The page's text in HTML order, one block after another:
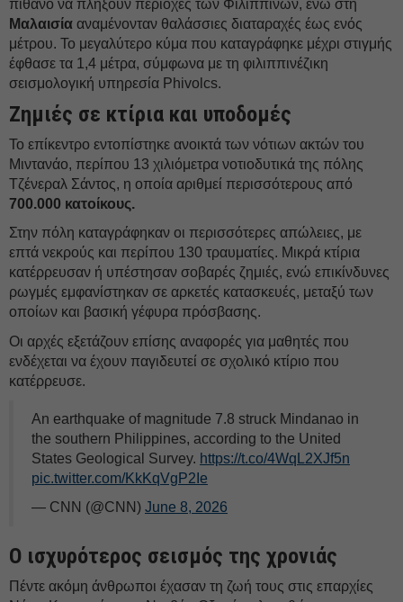
πιθανό να πλήξουν περιοχές των Φιλιππίνων, ενώ στη
Μαλαισία αναμένονταν θαλάσσιες διαταραχές έως ενός
μέτρου. Το μεγαλύτερο κύμα που καταγράφηκε μέχρι στιγμής
έφθασε τα 1,4 μέτρα, σύμφωνα με τη φιλιππινέζικη
σεισμολογική υπηρεσία Phivolcs.
Ζημιές σε κτίρια και υποδομές
Το επίκεντρο εντοπίστηκε ανοικτά των νότιων ακτών του
Μιντανάο, περίπου 13 χιλιόμετρα νοτιοδυτικά της πόλης
Τζένεραλ Σάντος, η οποία αριθμεί περισσότερους από
700.000 κατοίκους.
Στην πόλη καταγράφηκαν οι περισσότερες απώλειες, με
επτά νεκρούς και περίπου 130 τραυματίες. Μικρά κτίρια
κατέρρευσαν ή υπέστησαν σοβαρές ζημιές, ενώ επικίνδυνες
ρωγμές εμφανίστηκαν σε αρκετές κατασκευές, μεταξύ των
οποίων και βασική γέφυρα πρόσβασης.
Οι αρχές εξετάζουν επίσης αναφορές για μαθητές που
ενδέχεται να έχουν παγιδευτεί σε σχολικό κτίριο που
κατέρρευσε.
An earthquake of magnitude 7.8 struck Mindanao in
the southern Philippines, according to the United
States Geological Survey. https://t.co/4WqL2XJf5n
pic.twitter.com/KkKqVgP2Ie
— CNN (@CNN) June 8, 2026
Ο ισχυρότερος σεισμός της χρονιάς
Πέντε ακόμη άνθρωποι έχασαν τη ζωή τους στις επαρχίες